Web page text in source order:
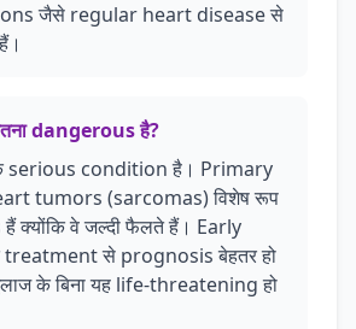
जैसे regular heart disease से
dangerous है?
serious condition है। Primary
tumors (sarcomas) विशेष रूप
क्योंकि वे जल्दी फैलते हैं। Early
से prognosis बेहतर हो
के बिना यह life-threatening हो